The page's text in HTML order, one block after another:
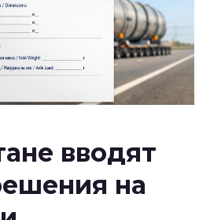
вводят
на